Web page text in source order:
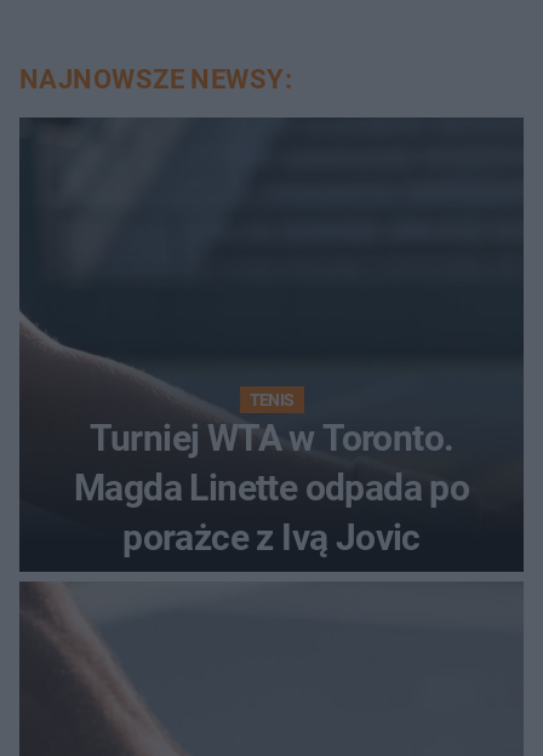
NAJNOWSZE NEWSY:
TENIS
Turniej WTA w Toronto.
Magda Linette odpada po
porażce z Ivą Jovic